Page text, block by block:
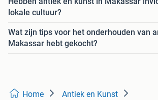
lokale cultuur?
Wat zijn tips voor het onderhouden van
Makassar hebt gekocht?
Home Antiek en Kunst